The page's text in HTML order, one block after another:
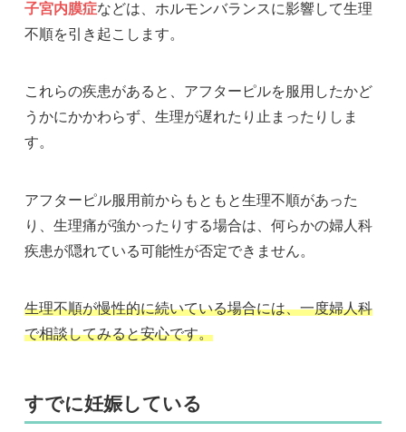
子宮内膜症などは、ホルモンバランスに影響して生理
不順を引き起こします。
これらの疾患があると、アフターピルを服用したかど
うかにかかわらず、生理が遅れたり止まったりしま
す。
アフターピル服用前からもともと生理不順があった
り、生理痛が強かったりする場合は、何らかの婦人科
疾患が隠れている可能性が否定できません。
生理不順が慢性的に続いている場合には、一度婦人科
で相談してみると安心です。
すでに妊娠している